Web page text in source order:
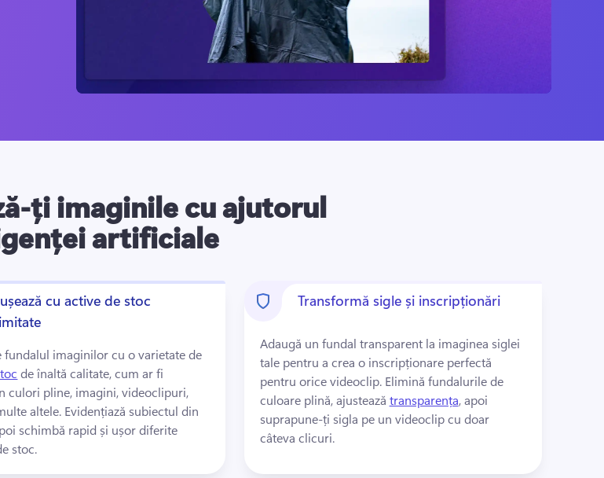
ți imaginile cu ajutorul
artificiale
cu active de stoc
fundalul imaginilor cu o varietate de
de înaltă calitate, cum ar fi
culori pline, imagini, videoclipuri,
altele. Evidențiază subiectul din
schimbă rapid și ușor diferite
stoc.
Transformă sigle și inscripționări
Adaugă un fundal transparent la imaginea siglei
tale pentru a crea o inscripționare perfectă
pentru orice videoclip. Elimină fundalurile de
culoare plină, ajustează transparența, apoi
suprapune-ți sigla pe un videoclip cu doar
câteva clicuri.